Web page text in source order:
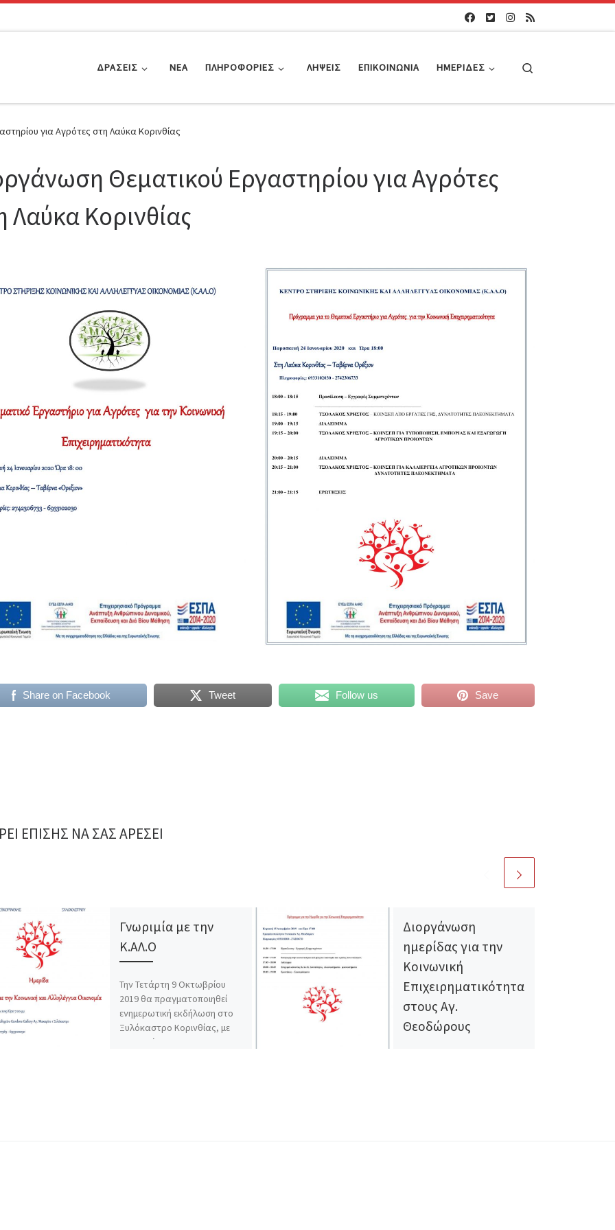
ΔΡΆΣΕΙΣ ΝΈΑ ΠΛΗΡΟΦΟΡΊΕΣ ΛΉΨΕΙΣ ΕΠΙΚΟΙΝΩΝΊΑ ΗΜΕΡΊΔΕΣ
για Αγρότες στη Λαύκα Κορινθίας
Θεματικού Εργαστηρίου για Αγρότες
Λαύκα Κορινθίας
Share on Facebook Tweet Follow us Save
ΕΠΊΣΗΣ ΝΑ ΣΑΣ ΑΡΈΣΕΙ
Γνωριμία με την
Κ.ΑΛ.Ο
Την Τετάρτη 9 Οκτωβρίου
2019 θα πραγματοποιηθεί
ενημερωτική εκδήλωση στο
Ξυλόκαστρο Κορινθίας, με
την συνέργεια του
Διοργάνωση
ημερίδας για την
Κοινωνική
Επιχειρηματικότητα
στους Αγ.
Θεοδώρους